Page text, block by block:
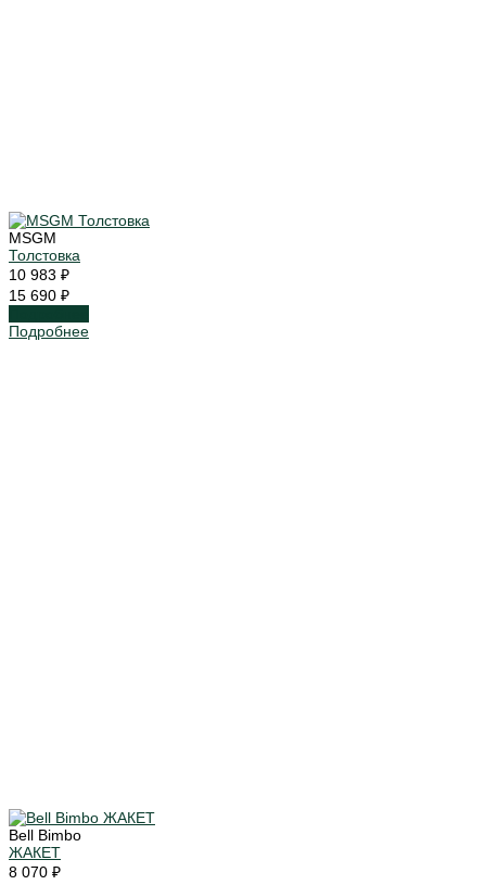
MSGM
Толстовка
10 983 ₽
15 690 ₽
Подробнее
Bell Bimbo
ЖАКЕТ
8 070 ₽